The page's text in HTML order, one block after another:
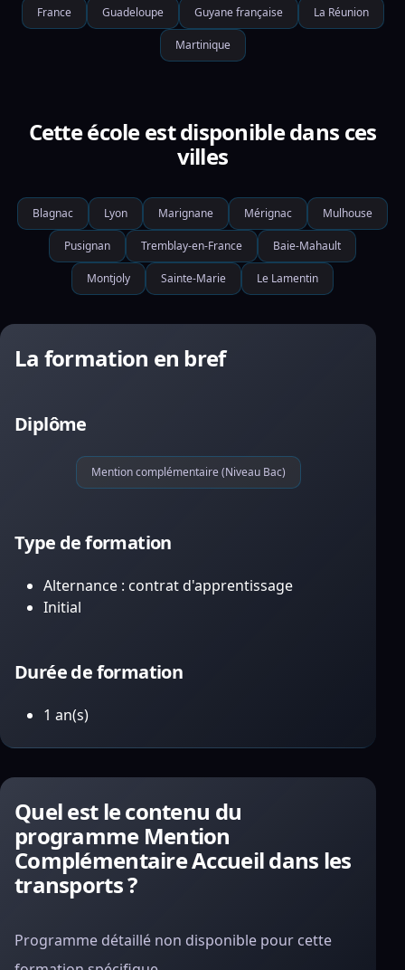
France Guadeloupe Guyane française La Réunion
Martinique
Cette école est disponible dans ces
villes
Blagnac Lyon Marignane Mérignac Mulhouse
Pusignan Tremblay-en-France Baie-Mahault
Montjoly Sainte-Marie Le Lamentin
La formation en bref
Diplôme
Mention complémentaire (Niveau Bac)
Type de formation
Alternance : contrat d'apprentissage
Initial
Durée de formation
1 an(s)
Quel est le contenu du
programme Mention
Complémentaire Accueil dans les
transports ?
Programme détaillé non disponible pour cette